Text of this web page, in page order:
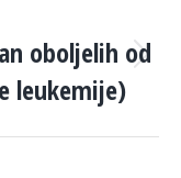
oboljelih od
leukemije)